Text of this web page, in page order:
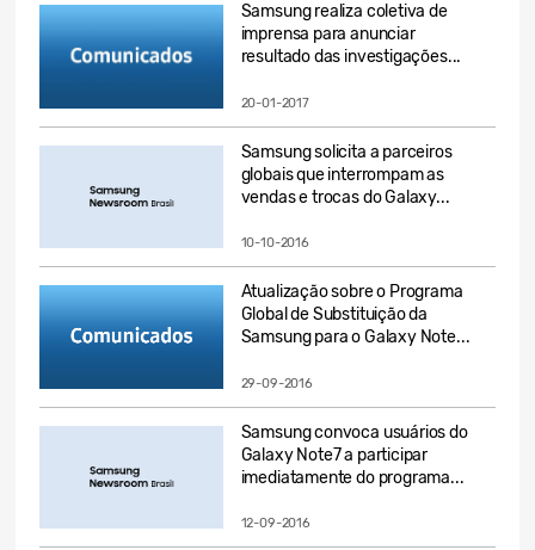
Samsung realiza coletiva de
imprensa para anunciar
resultado das investigações...
20-01-2017
Samsung solicita a parceiros
globais que interrompam as
vendas e trocas do Galaxy...
10-10-2016
Atualização sobre o Programa
Global de Substituição da
Samsung para o Galaxy Note...
29-09-2016
Samsung convoca usuários do
Galaxy Note7 a participar
imediatamente do programa...
12-09-2016